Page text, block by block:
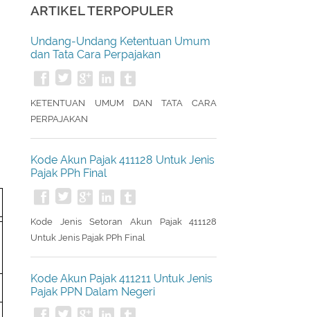
ARTIKEL TERPOPULER
Undang-Undang Ketentuan Umum
dan Tata Cara Perpajakan
KETENTUAN UMUM DAN TATA CARA
PERPAJAKAN
Kode Akun Pajak 411128 Untuk Jenis
Pajak PPh Final
Kode Jenis Setoran Akun Pajak 411128
Untuk Jenis Pajak PPh Final
Kode Akun Pajak 411211 Untuk Jenis
Pajak PPN Dalam Negeri